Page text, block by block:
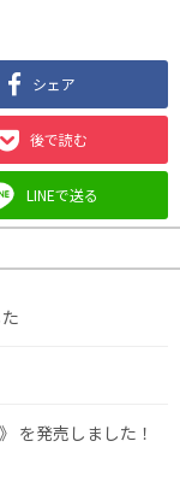
シェア
後で読む
LINEで送る
を発売しました！